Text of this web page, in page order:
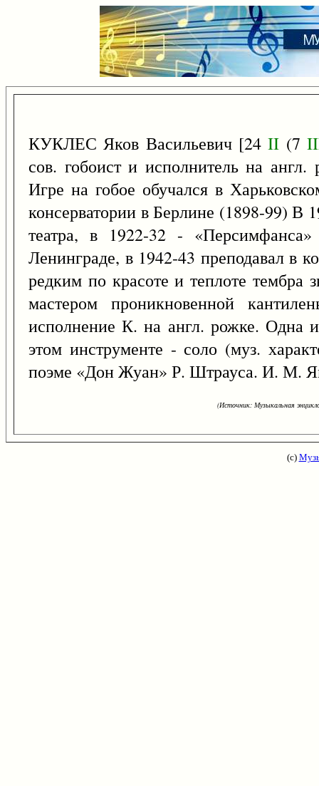
КУКЛЕС Яков Васильевич [24II (7
сов. гобоист и исполнитель на
Игре на гобое обучался в
консерватории в Берлине (1898-99) В
театра, в 1922-32 -
Ленинграде, в 1942-43 преподавал в
редким по красоте и теплоте
мастером проникновенной
исполнение К. на англ. рожке. Одна
этом инструменте - соло (муз.
поэме «Дон Жуан» Р. Штрауса. И. М.
(Источник: Музыкальная
(с)